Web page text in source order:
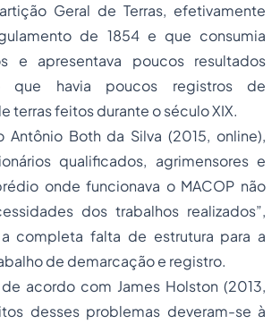
Geral de Terras, efetivamente
de 1854 e que consumia
e apresentava poucos resultados
que havia poucos registros de
terras feitos durante o século XIX.
Antônio Both da Silva (2015, online),
qualificados, agrimensores e
onde funcionava o MACOP não
dos trabalhos realizados”,
completa falta de estrutura para a
de demarcação e registro.
acordo com James Holston (2013,
desses problemas deveram-se à